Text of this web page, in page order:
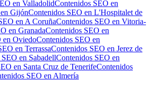
en ValladolidContenidos SEO en
en GijónContenidos SEO en L'Hospitalet de
en A CoruñaContenidos SEO en Vitoria-
en GranadaContenidos SEO en
en OviedoContenidos SEO en
en TerrassaContenidos SEO en Jerez de
en SabadellContenidos SEO en
en Santa Cruz de TenerifeContenidos
SEO en Almería